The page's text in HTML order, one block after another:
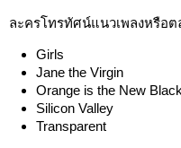
ละครโทรทัศน์แนวเพลงหรือต
Girls
Jane the Virgin
Orange is the New Black
Silicon Valley
Transparent